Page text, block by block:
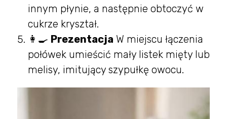
innym płynie, a następnie obtoczyć w
cukrze kryształ.
👩‍🍳 Prezentacja W miejscu łączenia
połówek umieścić mały listek mięty lub
melisy, imitujący szypułkę owocu.